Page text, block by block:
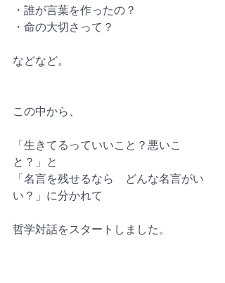
・誰が言葉を作ったの？
・命の大切さって？
などなど。
この中から、
「生きてるっていいこと？悪いこ
と？」と
「名言を残せるなら　どんな名言がい
い？」に分かれて
哲学対話をスタートしました。